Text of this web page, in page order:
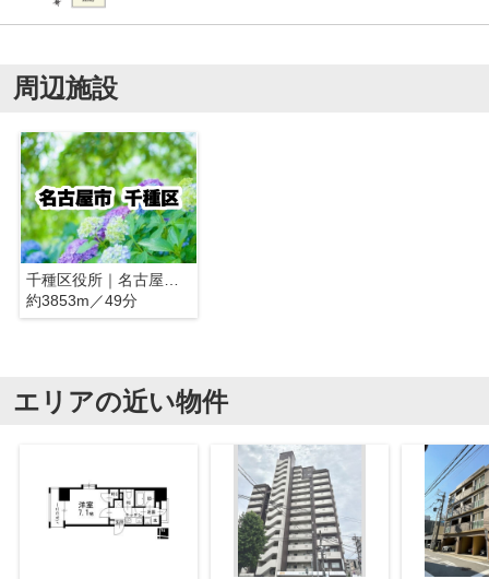
周辺施設
千種区役所｜名古屋市千種区
約3853m／49分
エリアの近い物件